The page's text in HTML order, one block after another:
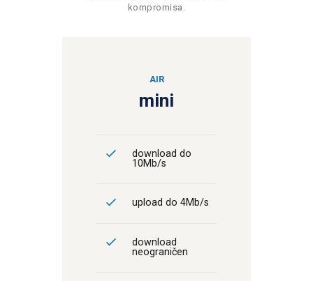
KONTAKTkompromisa.
AIR
mini
download do
10Mb/s
upload do 4Mb/s
download
neograničen